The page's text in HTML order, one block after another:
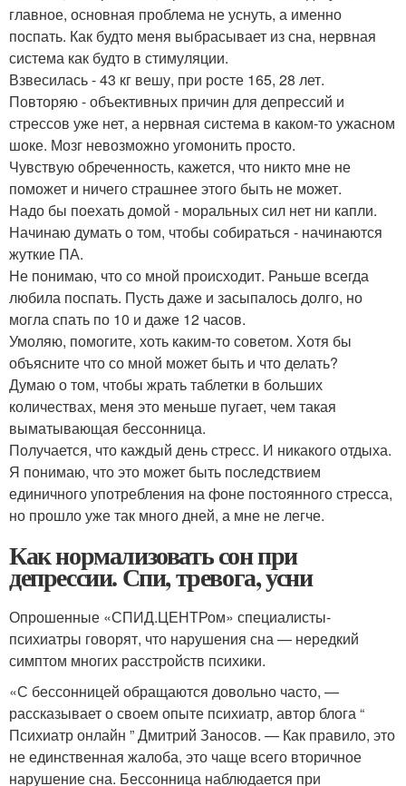
главное, основная проблема не уснуть, а именно
поспать. Как будто меня выбрасывает из сна, нервная
система как будто в стимуляции.
Взвесилась - 43 кг вешу, при росте 165, 28 лет.
Повторяю - объективных причин для депрессий и
стрессов уже нет, а нервная система в каком-то ужасном
шоке. Мозг невозможно угомонить просто.
Чувствую обреченность, кажется, что никто мне не
поможет и ничего страшнее этого быть не может.
Надо бы поехать домой - моральных сил нет ни капли.
Начинаю думать о том, чтобы собираться - начинаются
жуткие ПА.
Не понимаю, что со мной происходит. Раньше всегда
любила поспать. Пусть даже и засыпалось долго, но
могла спать по 10 и даже 12 часов.
Умоляю, помогите, хоть каким-то советом. Хотя бы
объясните что со мной может быть и что делать?
Думаю о том, чтобы жрать таблетки в больших
количествах, меня это меньше пугает, чем такая
выматывающая бессонница.
Получается, что каждый день стресс. И никакого отдыха.
Я понимаю, что это может быть последствием
единичного употребления на фоне постоянного стресса,
но прошло уже так много дней, а мне не легче.
Как нормализовать сон при
депрессии. Спи, тревога, усни
Опрошенные «СПИД.ЦЕНТРом» специалисты-
психиатры говорят, что нарушения сна — нередкий
симптом многих расстройств психики.
«С бессонницей обращаются довольно часто, —
рассказывает о своем опыте психиатр, автор блога “
Психиатр онлайн ” Дмитрий Заносов. — Как правило, это
не единственная жалоба, это чаще всего вторичное
нарушение сна. Бессонница наблюдается при